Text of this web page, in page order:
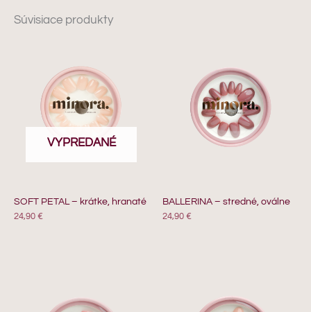
Súvisiace produkty
VYPREDANÉ
SOFT PETAL – krátke, hranaté
24,90 €
BALLERINA – stredné, oválne
24,90 €